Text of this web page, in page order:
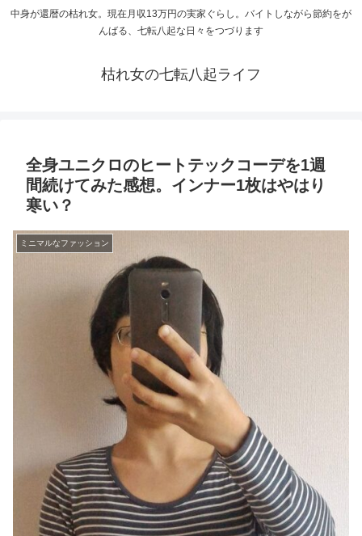
中身が還暦の枯れ女。現在月収13万円の実家ぐらし。バイトしながら節約をが
んばる、七転八起な日々をつづります
枯れ女の七転八起ライフ
全身ユニクロのヒートテックコーデを1週
間続けてみた感想。インナー1枚はやはり
寒い？
ミニマルなファッション